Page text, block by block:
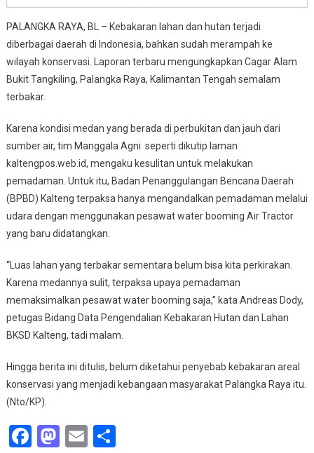
PALANGKA RAYA, BL – Kebakaran lahan dan hutan terjadi
diberbagai daerah di Indonesia, bahkan sudah merampah ke
wilayah konservasi. Laporan terbaru mengungkapkan Cagar Alam
Bukit Tangkiling, Palangka Raya, Kalimantan Tengah semalam
terbakar.
Karena kondisi medan yang berada di perbukitan dan jauh dari
sumber air, tim Manggala Agni seperti dikutip laman
kaltengpos.web.id, mengaku kesulitan untuk melakukan
pemadaman. Untuk itu, Badan Penanggulangan Bencana Daerah
(BPBD) Kalteng terpaksa hanya mengandalkan pemadaman melalui
udara dengan menggunakan pesawat water booming Air Tractor
yang baru didatangkan.
“Luas lahan yang terbakar sementara belum bisa kita perkirakan.
Karena medannya sulit, terpaksa upaya pemadaman
memaksimalkan pesawat water booming saja,” kata Andreas Dody,
petugas Bidang Data Pengendalian Kebakaran Hutan dan Lahan
BKSD Kalteng, tadi malam.
Hingga berita ini ditulis, belum diketahui penyebab kebakaran areal
konservasi yang menjadi kebangaan masyarakat Palangka Raya itu.
(Nto/KP).
Facebook
Mastodon
EmailShare